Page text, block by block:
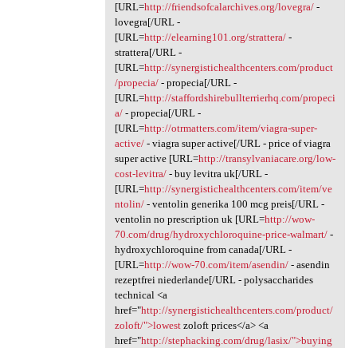
[URL=http://friendsofcalarchives.org/lovegra/-
lovegra[/URL -
[URL=http://elearning101.org/strattera/-
strattera[/URL -
[URL=http://synergistichealthcenters.com/product
/propecia/- propecia[/URL -
[URL=http://staffordshirebullterrierhq.com/propeci
a/- propecia[/URL -
[URL=http://otrmatters.com/item/viagra-super-
active/- viagra super active[/URL - price of viagra
super active [URL=http://transylvaniacare.org/low-
cost-levitra/- buy levitra uk[/URL -
[URL=http://synergistichealthcenters.com/item/ve
ntolin/- ventolin generika 100 mcg preis[/URL -
ventolin no prescription uk [URL=http://wow-
70.com/drug/hydroxychloroquine-price-walmart/-
hydroxychloroquine from canada[/URL -
[URL=http://wow-70.com/item/asendin/- asendin
rezeptfrei niederlande[/URL - polysaccharides
technical <a
href="http://synergistichealthcenters.com/product/
zoloft/">lowestzoloft prices</a> <a
href="http://stephacking.com/drug/lasix/">buying